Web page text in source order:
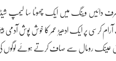
دائیں وینگ میں ایک چھوٹا سا لیمپ
آرام کرسی پر ایک ادھیڑ عمر کا خوش پوش
اپنی عینک رومال سے صاف کرتے ہوئے